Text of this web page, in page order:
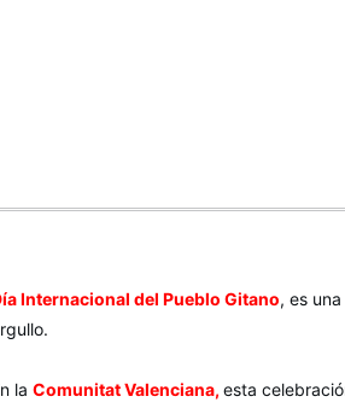
Internacional del Pueblo Gitano, es
la Comunitat Valenciana, esta